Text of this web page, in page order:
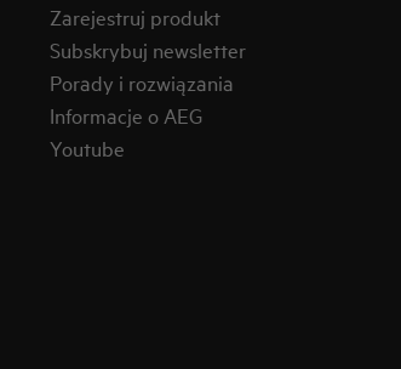
Zarejestruj produkt
Subskrybuj newsletter
Porady i rozwiązania
Informacje o AEG
Youtube